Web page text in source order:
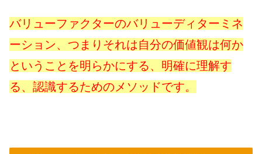
バリューファクターのバリューディターミネ
ーション、つまりそれは自分の価値観は何か
と いうことを明らかにする、明確に理解す
る、認識するためのメソッドです。